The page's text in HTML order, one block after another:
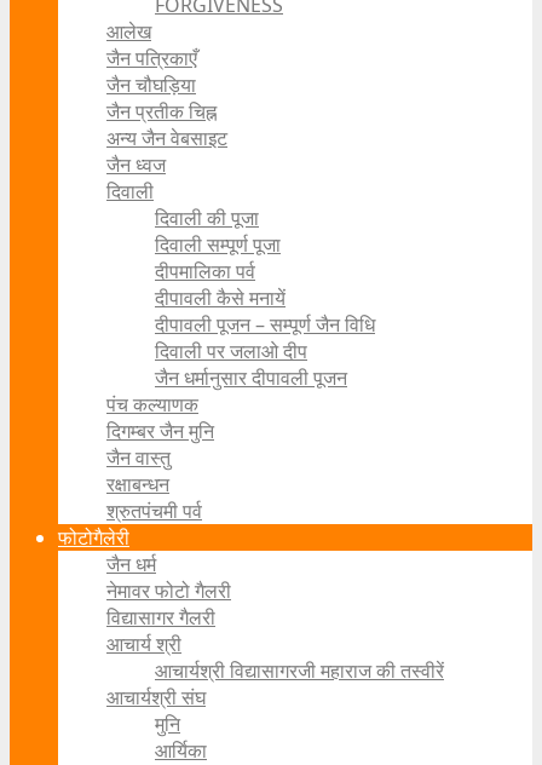
आलेख
जैन पत्रिकाएँ
जैन चौघड़िया
जैन प्रतीक चिह्न
अन्य जैन वेबसाइट
जैन ध्वज
दिवाली
दिवाली की पूजा
दिवाली सम्पूर्ण पूजा
दीपमालिका पर्व
दीपावली कैसे मनायें
दीपावली पूजन – सम्पूर्ण जैन विधि
दिवाली पर जलाओ दीप
जैन धर्मानुसार दीपावली पूजन
पंच कल्याणक
दिगम्बर जैन मुनि
जैन वास्तु
रक्षाबन्धन
श्रुतपंचमी पर्व
फोटोगैलेरी
जैन धर्म
नेमावर फोटो गैलरी
विद्यासागर गैलरी
आचार्य श्री
आचार्यश्री विद्यासागरजी महाराज की तस्वीरें
आचार्यश्री संघ
मुनि
आर्यिका